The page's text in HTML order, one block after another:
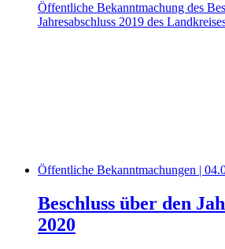
Öffentliche Bekanntmachung des
Jahresabschluss 2019 des
Öffentliche Bekanntmachungen |
Beschluss über den
2020